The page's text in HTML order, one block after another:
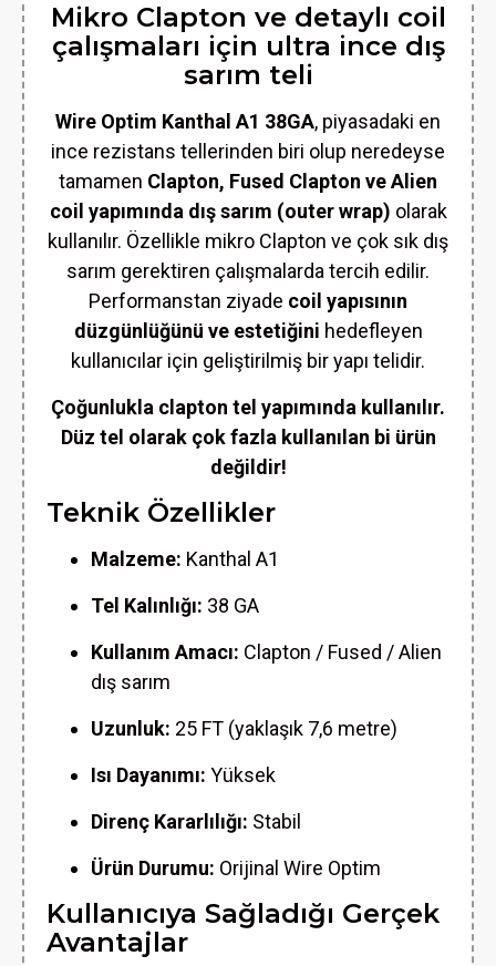
Mikro Clapton ve detaylı coil
çalışmaları için ultra ince dış
sarım teli
Wire Optim Kanthal A1 38GA, piyasadaki en
ince rezistans tellerinden biri olup neredeyse
tamamen Clapton, Fused Clapton ve Alien
coil yapımında dış sarım (outer wrap) olarak
kullanılır. Özellikle mikro Clapton ve çok sık dış
sarım gerektiren çalışmalarda tercih edilir.
Performanstan ziyade coil yapısının
düzgünlüğünü ve estetiğini hedefleyen
kullanıcılar için geliştirilmiş bir yapı telidir.
Çoğunlukla clapton tel yapımında kullanılır.
Düz tel olarak çok fazla kullanılan bi ürün
değildir!
Teknik Özellikler
Malzeme: Kanthal A1
Tel Kalınlığı: 38 GA
Kullanım Amacı: Clapton / Fused / Alien
dış sarım
Uzunluk: 25 FT (yaklaşık 7,6 metre)
Isı Dayanımı: Yüksek
Direnç Kararlılığı: Stabil
Ürün Durumu: Orijinal Wire Optim
Kullanıcıya Sağladığı Gerçek
Avantajlar